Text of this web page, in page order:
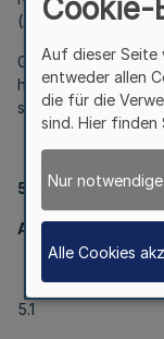
(ANBest-P) werden
Gemäß Nummer
hingewiesen, dass
spätere Förderung
5
Art und Umfang,
5.1
Cookie-
Auf dieser Seite
entweder allen
die für die
sind. Hier finden
Nur
Alle Cookies